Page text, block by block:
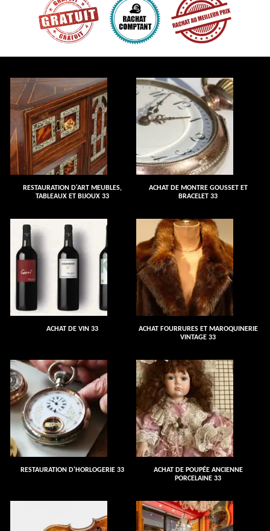
RESTAURATION D'ART MEUBLES,
TABLEAUX ET BIJOUX 33
ACHAT DE MONTRE GOUSSET ET
BRACELET 33
ACHAT DE VIN 33
ACHAT FOURRURES ET MAROQUINERIE
VINTAGE 33
RESTAURATION D'HORLOGERIE 33
ACHAT DE POUPÉE ANCIENNE
PORCELAINE 33